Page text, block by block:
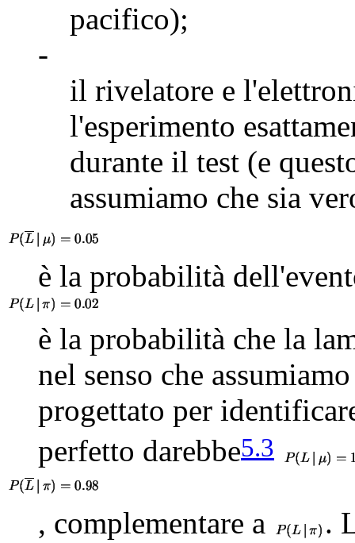
pacifico);
-
il rivelatore e
l'esperimento
durante il test (e
assumiamo che sia
è la probabilità
è la probabilità che la
nel senso che
progettato per
perfetto darebbe5.3
, complementare a .